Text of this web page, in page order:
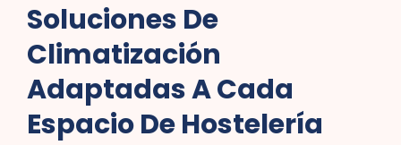
Soluciones De
Climatización
Adaptadas A Cada
Espacio De Hostelería